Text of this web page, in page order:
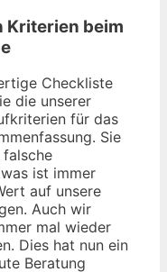
Kriterien beim
Checkliste
die unserer
für das
Sie
ist immer
auf unsere
Auch wir
mal wieder
Dies hat nun ein
Beratung